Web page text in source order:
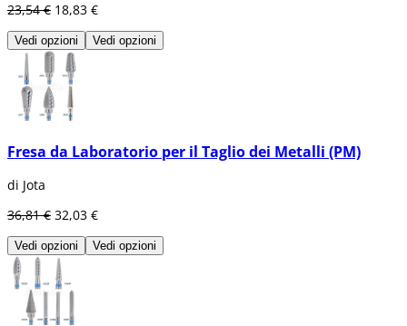
23,54 € 18,83 €
Vedi opzioni Vedi opzioni
Fresa da Laboratorio per il Taglio dei Metalli (PM)
di Jota
36,81 € 32,03 €
Vedi opzioni Vedi opzioni